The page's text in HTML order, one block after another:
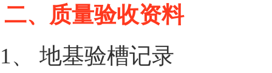
二、质量验收资料
1、 地基验槽记录